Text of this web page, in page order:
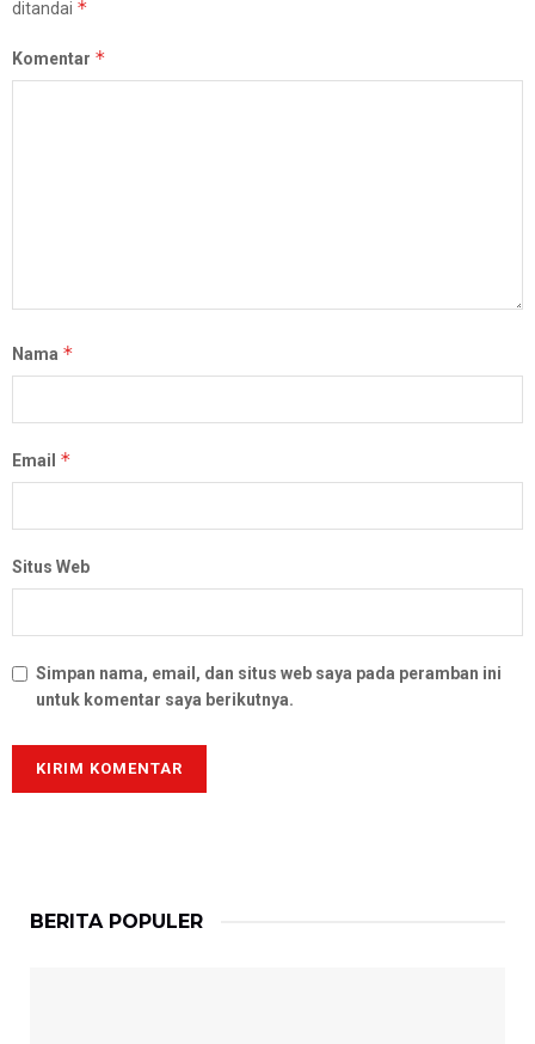
ditandai *
Komentar *
Nama *
Email *
Situs Web
Simpan nama, email, dan situs web saya pada peramban ini
untuk komentar saya berikutnya.
BERITA POPULER